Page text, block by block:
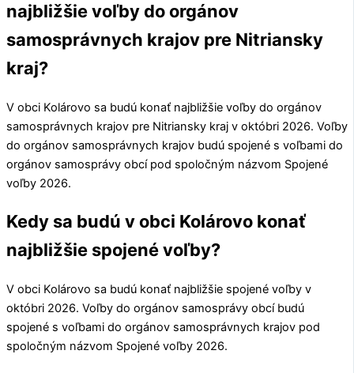
najbližšie voľby do orgánov
samosprávnych krajov pre Nitriansky
kraj?
V obci Kolárovo sa budú konať najbližšie voľby do orgánov
samosprávnych krajov pre Nitriansky kraj v októbri 2026. Voľby
do orgánov samosprávnych krajov budú spojené s voľbami do
orgánov samosprávy obcí pod spoločným názvom Spojené
voľby 2026.
Kedy sa budú v obci Kolárovo konať
najbližšie spojené voľby?
V obci Kolárovo sa budú konať najbližšie spojené voľby v
októbri 2026. Voľby do orgánov samosprávy obcí budú
spojené s voľbami do orgánov samosprávnych krajov pod
spoločným názvom Spojené voľby 2026.